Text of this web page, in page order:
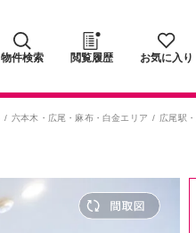
物件検索 閲覧履歴 お気に入り
六本木・広尾・麻布・白金エリア 広尾駅 ・